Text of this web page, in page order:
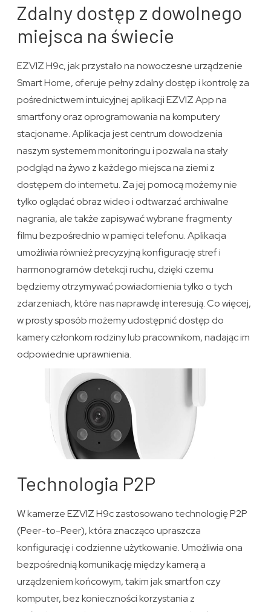
Zdalny dostęp z dowolnego
miejsca na świecie
EZVIZ H9c, jak przystało na nowoczesne urządzenie
Smart Home, oferuje pełny zdalny dostęp i kontrolę za
pośrednictwem intuicyjnej aplikacji EZVIZ App na
smartfony oraz oprogramowania na komputery
stacjonarne. Aplikacja jest centrum dowodzenia
naszym systemem monitoringu i pozwala na stały
podgląd na żywo z każdego miejsca na ziemi z
dostępem do internetu. Za jej pomocą możemy nie
tylko oglądać obraz wideo i odtwarzać archiwalne
nagrania, ale także zapisywać wybrane fragmenty
filmu bezpośrednio w pamięci telefonu. Aplikacja
umożliwia również precyzyjną konfigurację stref i
harmonogramów detekcji ruchu, dzięki czemu
będziemy otrzymywać powiadomienia tylko o tych
zdarzeniach, które nas naprawdę interesują. Co więcej,
w prosty sposób możemy udostępnić dostęp do
kamery członkom rodziny lub pracownikom, nadając im
odpowiednie uprawnienia.
Technologia P2P
W kamerze EZVIZ H9c zastosowano technologię P2P
(Peer-to-Peer), która znacząco upraszcza
konfigurację i codzienne użytkowanie. Umożliwia ona
bezpośrednią komunikację między kamerą a
urządzeniem końcowym, takim jak smartfon czy
komputer, bez konieczności korzystania z